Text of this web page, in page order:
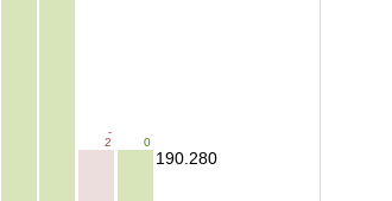
-
2
190.280
0